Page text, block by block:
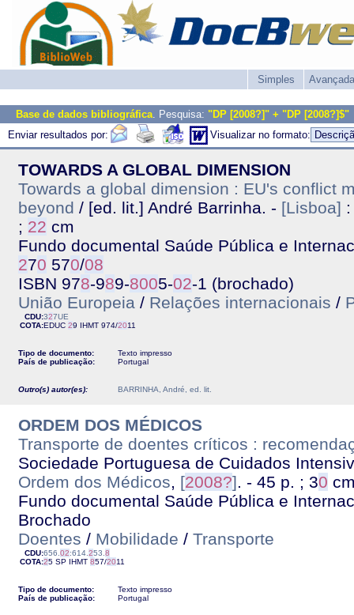
Simples Avançada
Base de dados bibliográfica. Pesquisa: "DP [2008?]" + "DP [2008?]$"
Enviar resultados por:
Visualizar no formato:
TOWARDS A GLOBAL DIMENSION
Towards a global dimension : EU's conflict
beyond / [ed. lit.] André Barrinha. - [Lisboa]
; 22 cm
Fundo documental Saúde Pública e
270 570/08
ISBN 978-989-8005-02-1 (brochado)
União Europeia / Relações internacionais /
CDU:327UE
COTA:EDUC 29 IHMT 974/2011
Tipo de documento:
Texto impresso
País de publicação:
Portugal
Outro(s) autor(es): BARRINHA, André, ed. lit.
ORDEM DOS MÉDICOS
Transporte de doentes críticos :
Sociedade Portuguesa de Cuidados
Ordem dos Médicos, [2008?]. - 45 p. ; 30
Fundo documental Saúde Pública e
Brochado
Doentes / Mobilidade / Transporte
CDU:656. 02:614. 253. 8
COTA:25 SP IHMT 857/2011
Tipo de documento:
Texto impresso
País de publicação:
Portugal